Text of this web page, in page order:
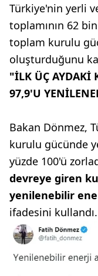
Türkiye'nin yerli
toplamının 62
toplam kurulu
oluşturduğunu
"İLK ÜÇ AYDAKİ
97,9'U
Bakan Dönmez,
kurulu gücünde
yüzde 100'ü
devreye giren
yenilenebilir
ifadesini kullandı.